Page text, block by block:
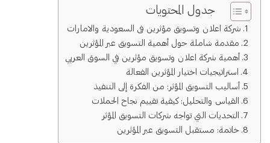
جدول المحتويات
شركة اعلان وتسويق مؤثرين فى السعودية والامارات
مقدمة شاملة حول أهمية التسويق عبر المؤثرين
أهمية شركة اعلان وتسويق مؤثرين في السوق العربي
استراتيجيات اختيار المؤثرين الفعالة
أساليب التسويق المؤثر: من الفكرة إلى التنفيذ
القياس والتحليل: كيفية تقييم نجاح الحملات
التحديات التي تواجه شركات التسويق المؤثر
خاتمة: مستقبل التسويق عبر المؤثرين